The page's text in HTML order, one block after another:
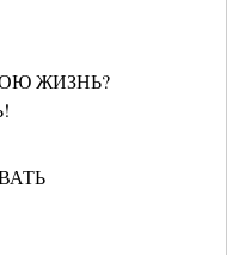
ЖИЗНЬ?